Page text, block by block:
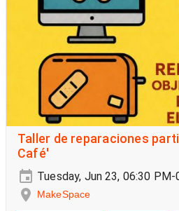
Taller de reparaciones
Café'
Tuesday, Jun 23, 06:30
MakeSpace